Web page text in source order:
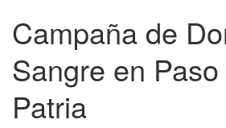
Campaña de
Sangre en
Patria